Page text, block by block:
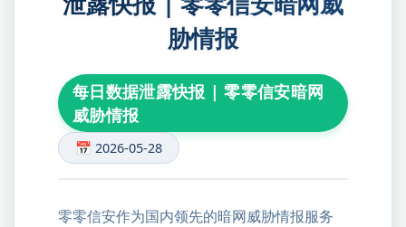
胁情报
每日数据泄露快报 | 零零信安暗网
威胁情报
📅 2026-05-28
零零信安作为国内领先的暗网威胁情报服务